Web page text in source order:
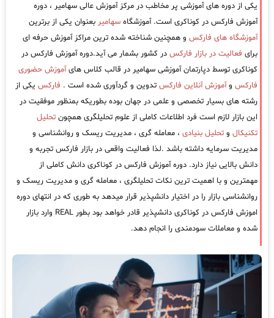
یکی از دوره های آموزشی پر مخاطب در مرکز آموزش عالی سهامیر ، دوره
آموزش فارکس در کوناکری است. آموزشگاه سهامیر بعنوان یکی از برترین
آموزشگاه های فارکس و همچنین شناخته شده ترین مراکز آموزش حرفه ای
برای فعالیت در بازار فارکس در کشور بشمار می آید.دوره آموزش فارکس در
کوناکری توسط دپارتمان آموزشی سهامیر در قالب کلاس هایآموزش حضوری
فارکس وآموزش آنلاین فارکس تدوین و گردآوری شده است . فارکس یکی از
رشته های بسیار تخصصی و علمی در جهان بوده بطوریکه بمنظور موفقیت در
این بازار لازم است فرد اطلاعات کاملی از علوم تحلیلگری همچون تحلیل
تکنیکال و تحلیل بنیادی ، معامله گری ، مدیریت ریسک و روانشناسی و
مدیریت سرمایه داشته باشد .لذا فعالیت واقعی در بازار فارکس تجربه و
دانش بالایی نیاز دارد. دوره آموزش فارکس در کوناکری دانش کاملی از
مهمترین و با اهمیت ترین نکات تحلیلگری ، معامله گری و مدیریت ریسک و
روانشناسی بازار را در اختیار دانشپذیر قرار میدهد به طوری که در انتهای دوره
اموزش فارکس در کوناکری دانشپذیر قادر خواهد بود بطور REAL وارد بازار
شده و معاملات سودمندی را انجام دهد.